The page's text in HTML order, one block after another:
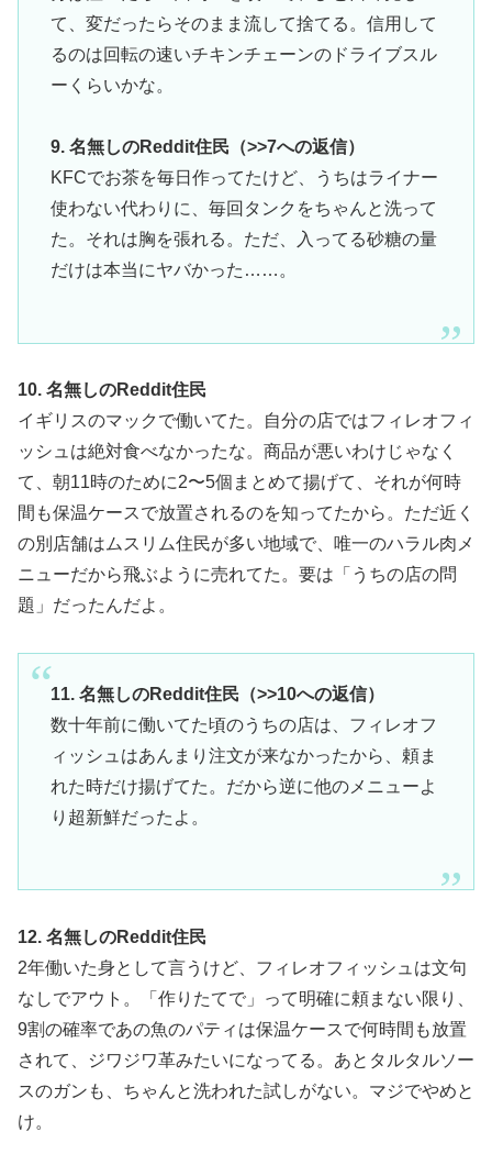
て、変だったらそのまま流して捨てる。信用して
るのは回転の速いチキンチェーンのドライブスル
ーくらいかな。
9. 名無しのReddit住民（>>7への返信）
KFCでお茶を毎日作ってたけど、うちはライナー
使わない代わりに、毎回タンクをちゃんと洗って
た。それは胸を張れる。ただ、入ってる砂糖の量
だけは本当にヤバかった……。
10. 名無しのReddit住民
イギリスのマックで働いてた。自分の店ではフィレオフィ
ッシュは絶対食べなかったな。商品が悪いわけじゃなく
て、朝11時のために2〜5個まとめて揚げて、それが何時
間も保温ケースで放置されるのを知ってたから。ただ近く
の別店舗はムスリム住民が多い地域で、唯一のハラル肉メ
ニューだから飛ぶように売れてた。要は「うちの店の問
題」だったんだよ。
11. 名無しのReddit住民（>>10への返信）
数十年前に働いてた頃のうちの店は、フィレオフ
ィッシュはあんまり注文が来なかったから、頼ま
れた時だけ揚げてた。だから逆に他のメニューよ
り超新鮮だったよ。
12. 名無しのReddit住民
2年働いた身として言うけど、フィレオフィッシュは文句
なしでアウト。「作りたてで」って明確に頼まない限り、
9割の確率であの魚のパティは保温ケースで何時間も放置
されて、ジワジワ革みたいになってる。あとタルタルソー
スのガンも、ちゃんと洗われた試しがない。マジでやめと
け。